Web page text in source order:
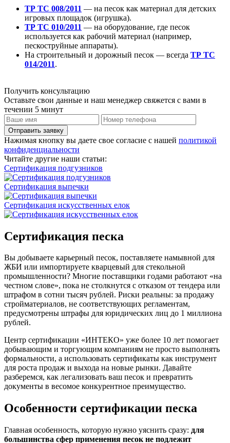
ТР ТС 008/2011 — на песок как материал для детских
игровых площадок (игрушка).
ТР ТС 010/2011 — на оборудование, где песок
используется как рабочий материал (например,
пескоструйные аппараты).
На строительный и дорожный песок — всегда ТР ТС
014/2011.
Получить консультацию
Оставьте свои данные и наш менеджер свяжется с вами в
течении 5 минут
Отправить заявку
Нажимая кнопку вы даете свое согласие с нашей политикой
конфиденциальности
Читайте другие наши статьи:
Сертификация подгузников
Сертификация выпечки
Сертификация искусственных елок
Сертификация песка
Вы добываете карьерный песок, поставляете намывной для
ЖБИ или импортируете кварцевый для стекольной
промышленности? Многие поставщики годами работают «на
честном слове», пока не столкнутся с отказом от тендера или
штрафом в сотни тысяч рублей. Риски реальны: за продажу
стройматериалов, не соответствующих регламентам,
предусмотрены штрафы для юридических лиц до 1 миллиона
рублей.
Центр сертификации «ИНТЕКО» уже более 10 лет помогает
добывающим и торгующим компаниям не просто выполнять
формальности, а использовать сертификаты как инструмент
для роста продаж и выхода на новые рынки. Давайте
разберемся, как легализовать ваш песок и превратить
документы в весомое конкурентное преимущество.
Особенности сертификации песка
Главная особенность, которую нужно уяснить сразу: для
большинства сфер применения песок не подлежит